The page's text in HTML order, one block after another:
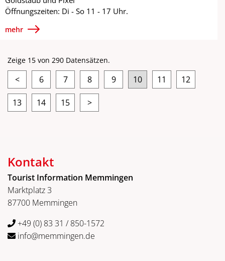
Öffnungszeiten: Di - So 11 - 17 Uhr.
mehr
Zeige 15 von 290 Datensätzen.
< 6 7 8 9 10 11 12
13 14 15 >
Kontakt
Tourist Information Memmingen
Marktplatz 3
87700 Memmingen
+49 (0) 83 31 / 850-1572
info@memmingen.de